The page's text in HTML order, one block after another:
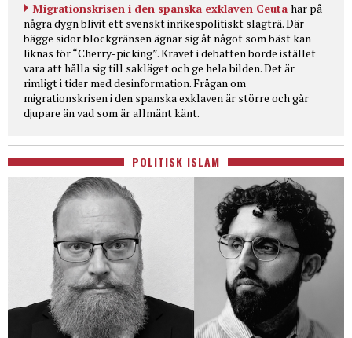
Migrationskrisen i den spanska exklaven Ceuta har på
några dygn blivit ett svenskt inrikespolitiskt slagträ. Där
bägge sidor blockgränsen ägnar sig åt något som bäst kan
liknas för “Cherry-picking”. Kravet i debatten borde istället
vara att hålla sig till sakläget och ge hela bilden. Det är
rimligt i tider med desinformation. Frågan om
migrationskrisen i den spanska exklaven är större och går
djupare än vad som är allmänt känt.
POLITISK ISLAM